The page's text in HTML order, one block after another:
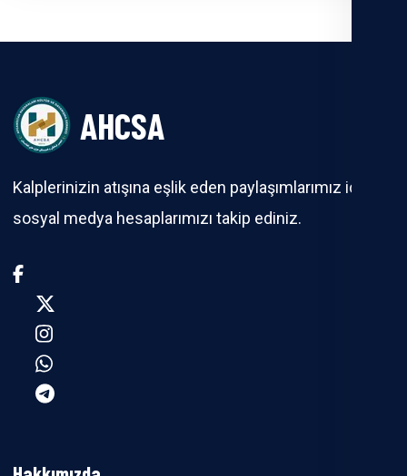
AHCSA
Kalplerinizin atışına eşlik eden paylaşımlarımız için
sosyal medya hesaplarımızı takip ediniz.